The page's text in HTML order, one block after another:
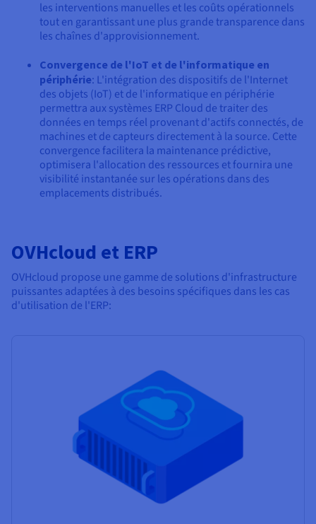
les interventions manuelles et les coûts opérationnels
tout en garantissant une plus grande transparence dans
les chaînes d'approvisionnement.
Convergence de l'IoT et de l'informatique en
périphérie: L'intégration des dispositifs de l'Internet
des objets (IoT) et de l'informatique en périphérie
permettra aux systèmes ERP Cloud de traiter des
données en temps réel provenant d'actifs connectés, de
machines et de capteurs directement à la source. Cette
convergence facilitera la maintenance prédictive,
optimisera l'allocation des ressources et fournira une
visibilité instantanée sur les opérations dans des
emplacements distribués.
OVHcloud et ERP
OVHcloud propose une gamme de solutions d'infrastructure
puissantes adaptées à des besoins spécifiques dans les cas
d'utilisation de l'ERP: